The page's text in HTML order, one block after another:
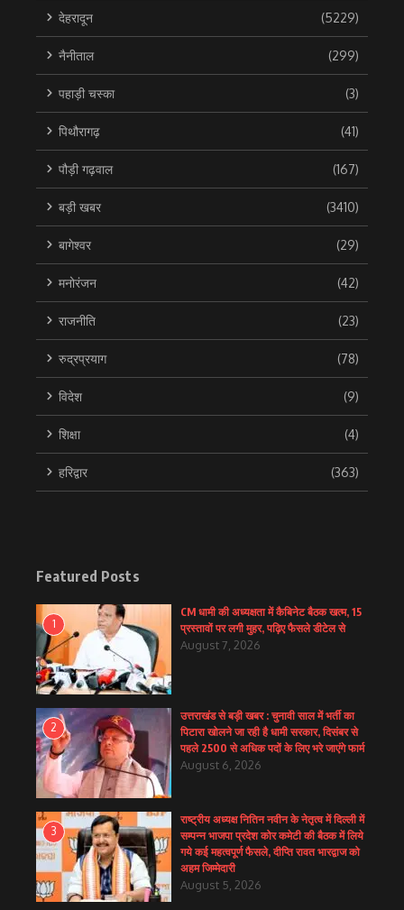
देहरादून (5229)
नैनीताल (299)
पहाड़ी चस्का (3)
पिथौरागढ़ (41)
पौड़ी गढ़वाल (167)
बड़ी खबर (3410)
बागेश्वर (29)
मनोरंजन (42)
राजनीति (23)
रुद्रप्रयाग (78)
विदेश (9)
शिक्षा (4)
हरिद्वार (363)
Featured Posts
1
CM धामी की अध्यक्षता में कैबिनेट बैठक खत्म, 15
प्रस्तावों पर लगी मुहर, पढ़िए फैसले डीटेल से
August 7, 2026
2
उत्तराखंड से बड़ी खबर : चुनावी साल में भर्ती का
पिटारा खोलने जा रही है धामी सरकार, दिसंबर से
पहले 2500 से अधिक पदों के लिए भरे जाएंगे फार्म
August 6, 2026
3
राष्ट्रीय अध्यक्ष नितिन नवीन के नेतृत्व में दिल्ली में
सम्पन्न भाजपा प्रदेश कोर कमेटी की बैठक में लिये
गये कई महत्वपूर्ण फैसले, दीप्ति रावत भारद्वाज को
अहम जिम्मेदारी
August 5, 2026